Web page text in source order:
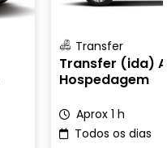
Transfer
Transfer (ida)
Hospedagem
Aprox 1 h
Todos os dias